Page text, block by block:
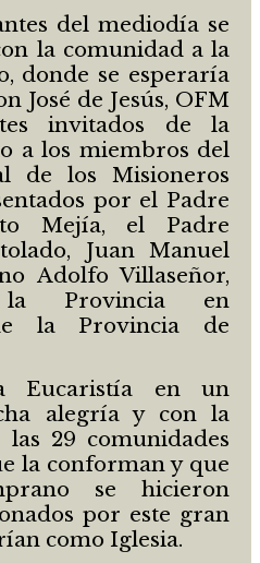
del mediodía se
la comunidad a la
donde se esperaría
José de Jesús, OFM
invitados de la
a los miembros del
de los Misioneros
por el Padre
Mejía, el Padre
Juan Manuel
Adolfo Villaseñor,
Provincia en
la Provincia de
Eucaristía en un
alegría y con la
29 comunidades
la conforman y que
se hicieron
por este gran
como Iglesia.